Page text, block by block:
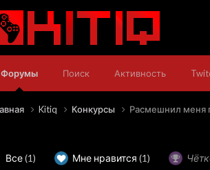
Форумы Поиск Активность
Kitiq Конкурсы Расмешнил меня
Все(1) Мне нравится(1)